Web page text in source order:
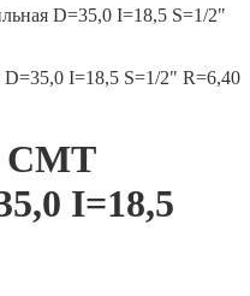
D=35,0 I=18,5 S=1/2"
I=18,5 S=1/2" R=6,40
CMT
I=18,5